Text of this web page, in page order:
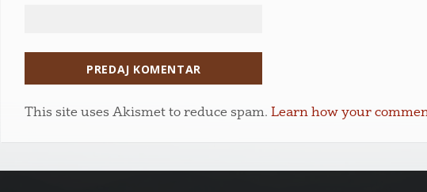
This site uses Akismet to reduce spam.Learn how your